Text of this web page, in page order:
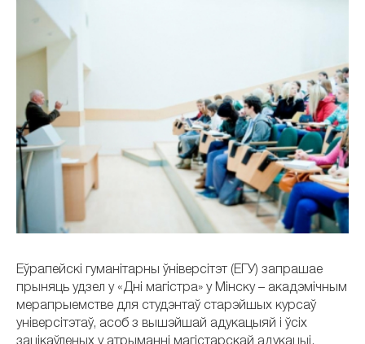
Еўрапейскі гуманітарны ўніверсітэт (ЕГУ) запрашае
прыняць удзел у «Дні магістра» у Мінску – акадэмічным
мерапрыемстве для студэнтаў старэйшых курсаў
універсітэтаў, асоб з вышэйшай адукацыяй і ўсіх